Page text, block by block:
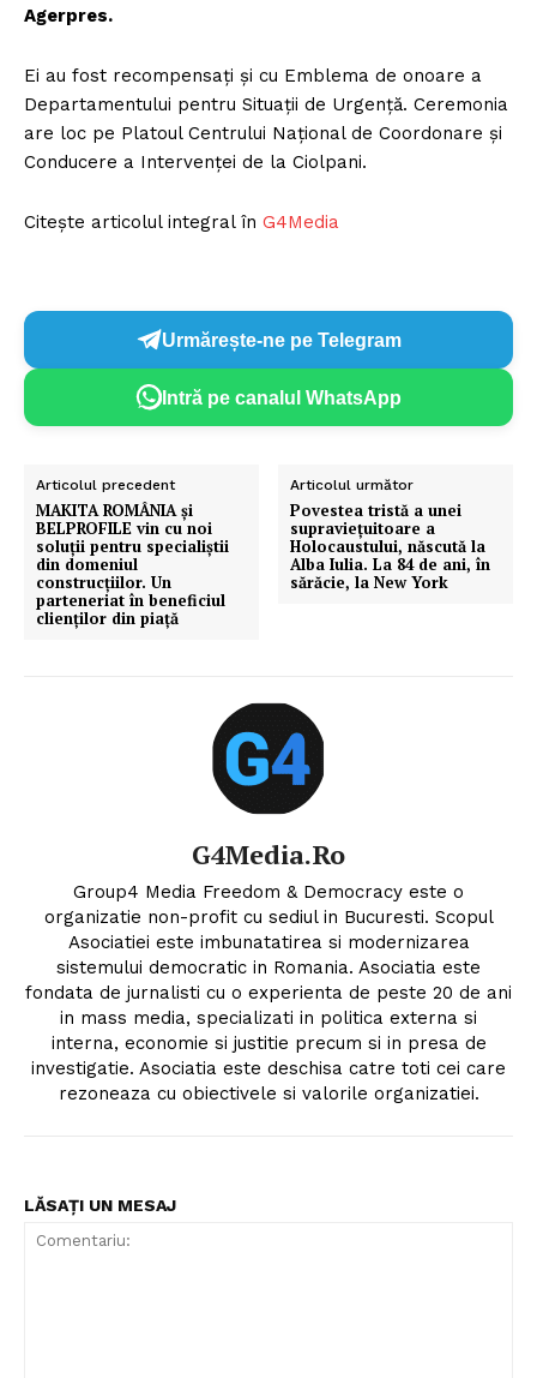
Agerpres.
Ei au fost recompensaţi şi cu Emblema de onoare a
Departamentului pentru Situaţii de Urgenţă. Ceremonia
are loc pe Platoul Centrului Naţional de Coordonare şi
Conducere a Intervenţei de la Ciolpani.
Citește articolul integral în G4Media
Urmărește-ne pe Telegram
Intră pe canalul WhatsApp
Articolul precedent
MAKITA ROMÂNIA și
BELPROFILE vin cu noi
soluții pentru specialiștii
din domeniul
construcțiilor. Un
parteneriat în beneficiul
clienților din piață
Articolul următor
Povestea tristă a unei
supraviețuitoare a
Holocaustului, născută la
Alba Iulia. La 84 de ani, în
sărăcie, la New York
G4Media.ro
Group4 Media Freedom & Democracy este o
organizatie non-profit cu sediul in Bucuresti. Scopul
Asociatiei este imbunatatirea si modernizarea
sistemului democratic in Romania. Asociatia este
fondata de jurnalisti cu o experienta de peste 20 de ani
in mass media, specializati in politica externa si
interna, economie si justitie precum si in presa de
investigatie. Asociatia este deschisa catre toti cei care
rezoneaza cu obiectivele si valorile organizatiei.
LĂSAȚI UN MESAJ